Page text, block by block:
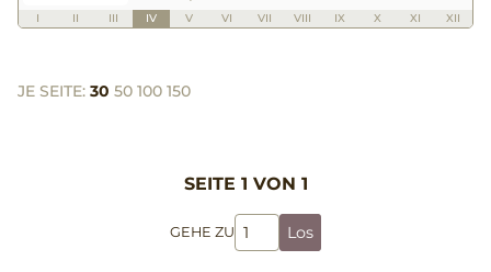
I II III IV V VI VII VIII IX X XI XII
JE SEITE: 30 50 100 150
SEITE 1 VON 1
GEHE ZU Los